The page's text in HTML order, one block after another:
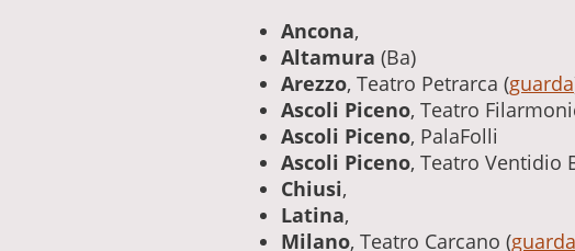
Ancona,
Altamura (Ba)
Arezzo, Teatro Petrarca (guarda
Ascoli Piceno, Teatro
Ascoli Piceno, PalaFolli
Ascoli Piceno, Teatro Ventidio
Chiusi,
Latina,
Milano, Teatro Carcano (guarda